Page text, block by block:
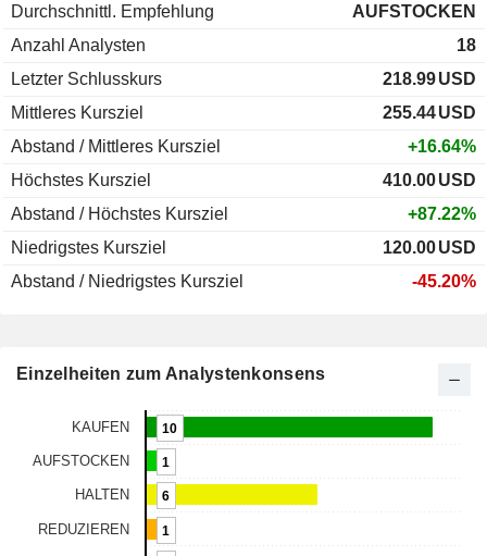
Durchschnittl. Empfehlung
AUFSTOCKEN
Anzahl Analysten
18
Letzter Schlusskurs
218.99USD
Mittleres Kursziel
255.44USD
Abstand / Mittleres Kursziel
+16.64%
Höchstes Kursziel
410.00USD
Abstand / Höchstes Kursziel
+87.22%
Niedrigstes Kursziel
120.00USD
Abstand / Niedrigstes Kursziel
-45.20%
Einzelheiten zum Analystenkonsens